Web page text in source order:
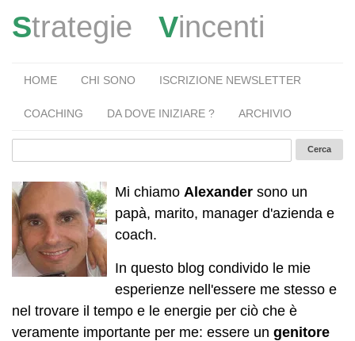
Strategie Vincenti
HOME CHI SONO ISCRIZIONE NEWSLETTER
COACHING DA DOVE INIZIARE ? ARCHIVIO
Mi chiamo Alexander sono un
papà, marito, manager d'azienda e
coach.
In questo blog condivido le mie
esperienze nell'essere me stesso e
nel trovare il tempo e le energie per ciò che è
veramente importante per me: essere un genitore